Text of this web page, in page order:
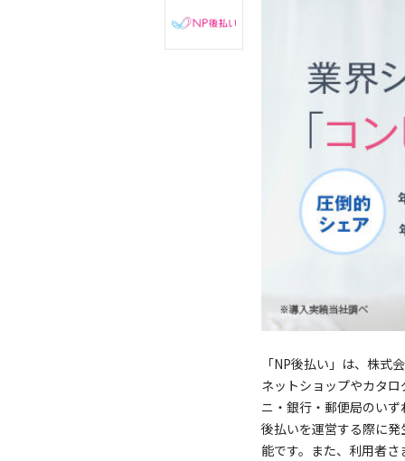
「NP後払い」は、株式
ネットショップやカタ
ニ・銀行・郵便局のい
後払いを運営する際に
能です。また、利用者